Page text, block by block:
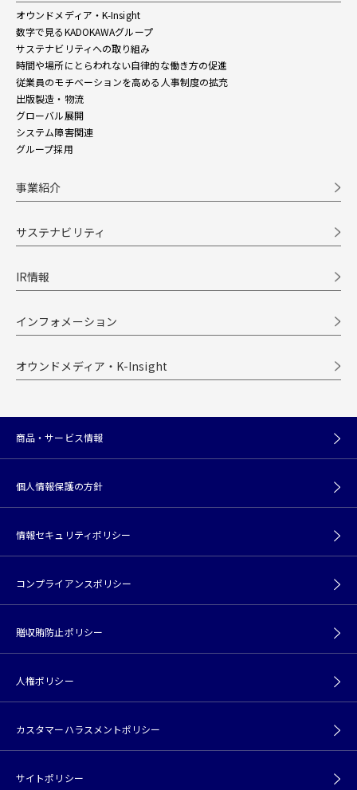
オウンドメディア・K-Insight
数字で見るKADOKAWAグループ
サステナビリティへの取り組み
時間や場所にとらわれない自律的な働き方の促進
従業員のモチベーションを高める人事制度の拡充
出版製造・物流
グローバル展開
システム障害関連
グループ採用
事業紹介
サステナビリティ
IR情報
インフォメーション
オウンドメディア・K-Insight
商品・サービス情報
個人情報保護の方針
情報セキュリティポリシー
コンプライアンスポリシー
贈収賄防止ポリシー
人権ポリシー
カスタマーハラスメントポリシー
サイトポリシー